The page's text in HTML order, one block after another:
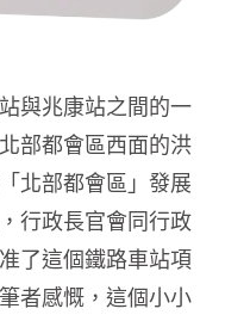
與兆康站之間的一
部都會區西面的洪
北部都會區」發展
行政長官會同行政
了這個鐵路車站項
者感慨，這個小小